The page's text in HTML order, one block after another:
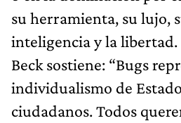
su herramienta, su lujo,
inteligencia y la libertad.
Beck sostiene: “Bugs
individualismo de
ciudadanos. Todos